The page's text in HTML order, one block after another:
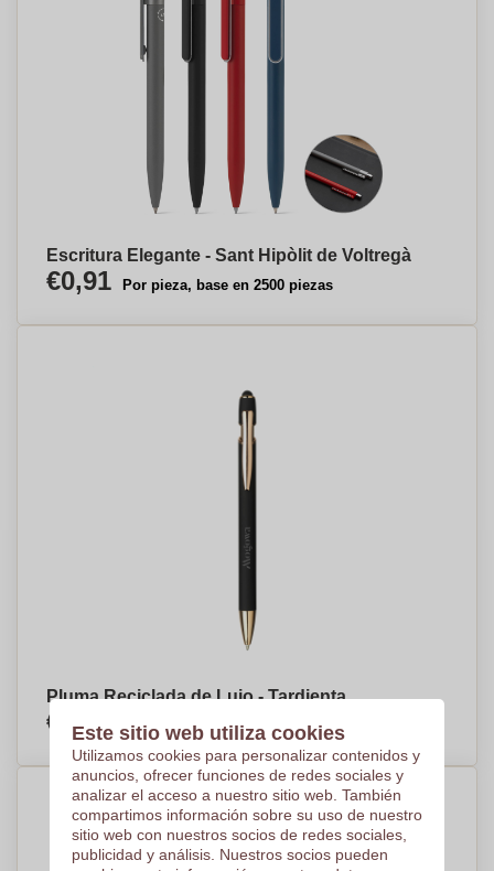
Escritura Elegante - Sant Hipòlit de Voltregà
€0,91 Por pieza, base en 2500 piezas
Pluma Reciclada de Lujo - Tardienta
€1,01 Por pieza, base en 1000 piezas
Este sitio web utiliza cookies
Utilizamos cookies para personalizar contenidos y
anuncios, ofrecer funciones de redes sociales y
analizar el acceso a nuestro sitio web. También
compartimos información sobre su uso de nuestro
sitio web con nuestros socios de redes sociales,
publicidad y análisis. Nuestros socios pueden